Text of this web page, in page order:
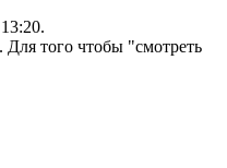
того чтобы "смотреть